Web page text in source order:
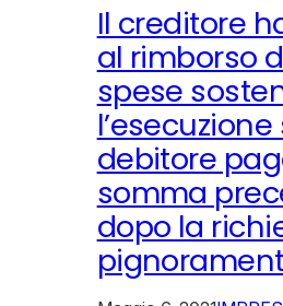
Il creditore
al rimborso
spese
l’esecuzione
debitore
somma
dopo la